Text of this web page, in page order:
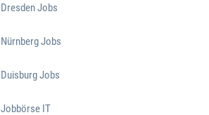
Dresden Jobs
Nürnberg Jobs
Duisburg Jobs
Jobbörse IT